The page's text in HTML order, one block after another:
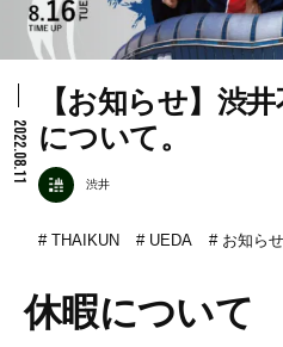
渋井不動産のメンバー
会社情報
2022.08.11
【お知らせ】渋
について。
渋井
THAIKUN UEDA お知らせ
休暇について